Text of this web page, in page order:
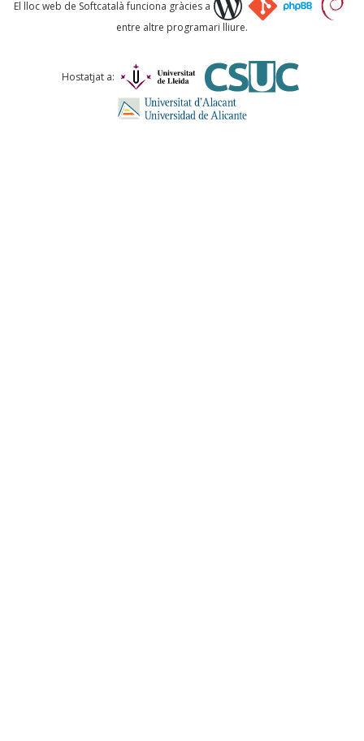
Comentari *
El lloc web de Softcatalà funciona gràcies a
entre altre programari lliure.
Hostatjat a: